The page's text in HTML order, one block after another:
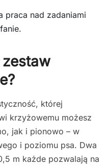
praca nad zadaniami
której
krzyżowemu możesz
jak i pionowo – w
i poziomu psa. Dwa
m każde pozwalają na